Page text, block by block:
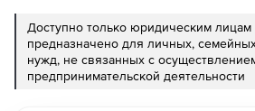
Доступно только юридическим
предназначено для личных,
нужд, не связанных с
предпринимательской деятельности